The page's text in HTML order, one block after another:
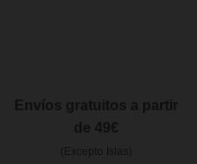
Envíos gratuitos a partir
de 49€
(Excepto Islas)